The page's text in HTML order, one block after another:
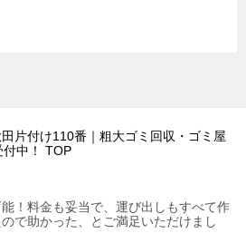
田片付け110番｜粗大ゴミ回収・ゴミ屋
中！
TOP
！料金も妥当で、運び出しもすべて作
で助かった、とご満足いただけまし